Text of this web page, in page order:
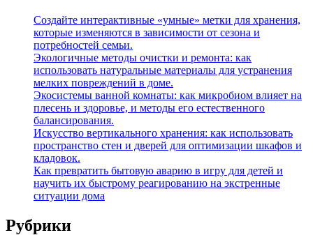
Создайте интерактивные «умные» метки для хранения,
которые изменяются в зависимости от сезона и
потребностей семьи.
Экологичные методы очистки и ремонта: как
использовать натуральные материалы для устранения
мелких повреждений в доме.
Экосистемы ванной комнаты: как микробиом влияет на
плесень и здоровье, и методы его естественного
балансирования.
Искусство вертикального хранения: как использовать
пространство стен и дверей для оптимизации шкафов и
кладовок.
Как превратить бытовую аварию в игру для детей и
научить их быстрому реагированию на экстренные
ситуации дома
Рубрики